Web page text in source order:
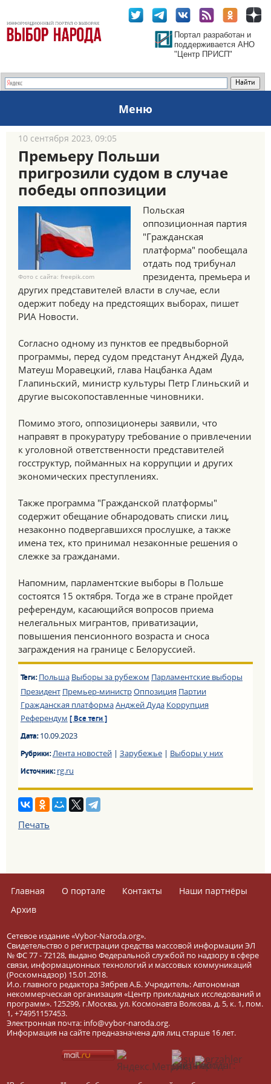
Портал разработан и
поддерживается АНО
"Центр ПРИСП"
Меню
10 сентября 2023, 09:05
Премьеру Польши
пригрозили судом в случае
победы оппозиции
Фото с сайта: freepik.com
Польская
оппозиционная партия
"Гражданская
платформа" пообещала
отдать под трибунал
президента, премьера и
других представителей власти в случае, если
одержит победу на предстоящих выборах, пишет
РИА Новости.
Согласно одному из пунктов ее предвыборной
программы, перед судом предстанут Анджей Дуда,
Матеуш Моравецкий, глава Нацбанка Адам
Глапиньский, министр культуры Петр Глиньский и
другие высокопоставленные чиновники.
Помимо этого, оппозиционеры заявили, что
направят в прокуратуру требование о привлечении
к уголовной ответственности представителей
госструктур, пойманных на коррупции и других
экономических преступлениях.
Также программа "Гражданской платформы"
содержит обещание обнародовать списки лиц,
незаконно подвергавшихся прослушке, а также
имена тех, кто принимал незаконные решения о
слежке за гражданами.
Напомним, парламентские выборы в Польше
состоятся 15 октября. Тогда же в стране пройдет
референдум, касающийся вопросов приема
нелегальных мигрантов, приватизации,
повышения пенсионного возраста и сноса
заграждения на границе с Белоруссией.
Теги: Польша Выборы за рубежом Парламентские выборы
Президент Премьер-министрОппозиция Партии
Гражданская платформаАнджей Дуда Коррупция
Референдум [ Все теги ]
Дата:10.09.2023
Рубрики:Лента новостей| Зарубежье| Выборы у них
Источник:rg.ru
Печать
Главная О портале Контакты
Наши партнёры
Архив
Сетевое издание «Vybor-Naroda.org».
Свидетельство о регистрации средства массовой информации ЭЛ
№ ФС 77 - 72128, выдано Федеральной службой по надзору в сфере
связи, информационных технологий и массовых коммуникаций
(Роскомнадзор) 15.01.2018.
И.о. главного редактора Зябрев А.Б. Учредитель: Автономная
некоммерческая организация «Центр прикладных исследований и
программ». 125299, г.Москва, ул. Космонавта Волкова, д. 5, к. 1, пом.
1, +74951157453.
Электронная почта: info@vybor-naroda.org.
Информация на сайте предназначена для лиц старше 16 лет.